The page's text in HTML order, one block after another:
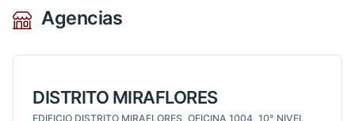
Agencias
DISTRITO MIRAFLORES
EDIFICIO DISTRITO MIRAFLORES, OFICINA 1004, 10° NIVEL